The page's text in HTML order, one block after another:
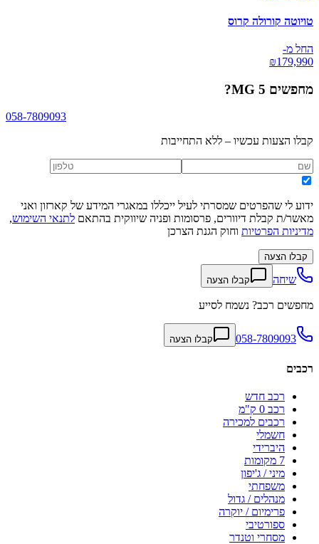
טויוטה קורולה קרוס
החל מ-
₪179,990
מחפשים MG 5
?
058-7809093
קבלו הצעות עכשיו – ללא התחייבות
ידוע לי שהפרטים שמסרתי לעיל ייכללו במאגרי המידע של קארזון ואני
מאשר/ת קבלת דיוורים, פרסומות ופניה שיווקית בהתאם לתנאי השימוש,
מדיניות הפרטיות וחוק הגנת הצרכן
קבלו הצעה
שיחה קבלו הצעה
מחפשים רכב? נשמח לסייע
058-7809093 קבלו הצעה
רכבים
רכב חדש
רכב 0 ק"מ
רכבים למכירה
חשמלי
היברידי
7 מקומות
מיני / ג'יפון
משפחתי
מנהלים / גדול
פרימיום / יוקרה
ספורטיבי
מסחרי וטנדר